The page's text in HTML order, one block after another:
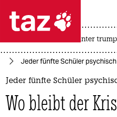
 taz zahl
taz zahl ich
themen
politik
usa unter trump
Jeder fünfte Schüler
Jeder fünfte Schüler
Wo bleibt der